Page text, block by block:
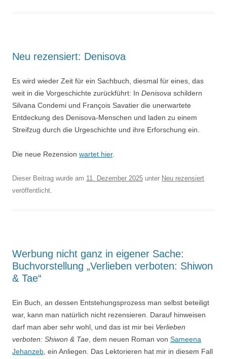
Neu rezensiert: Denisova
Es wird wieder Zeit für ein Sachbuch, diesmal für eines, das
weit in die Vorgeschichte zurückführt: In Denisova schildern
Silvana Condemi und François Savatier die unerwartete
Entdeckung des Denisova-Menschen und laden zu einem
Streifzug durch die Urgeschichte und ihre Erforschung ein.
Die neue Rezension wartet hier.
Dieser Beitrag wurde am 11. Dezember 2025 unter Neu rezensiert
veröffentlicht.
Werbung nicht ganz in eigener Sache:
Buchvorstellung „Verlieben verboten: Shiwon
& Tae“
Ein Buch, an dessen Entstehungsprozess man selbst beteiligt
war, kann man natürlich nicht rezensieren. Darauf hinweisen
darf man aber sehr wohl, und das ist mir bei Verlieben
verboten: Shiwon & Tae , dem neuen Roman von Sameena
Jehanzeb , ein Anliegen. Das Lektorieren hat mir in diesem Fall